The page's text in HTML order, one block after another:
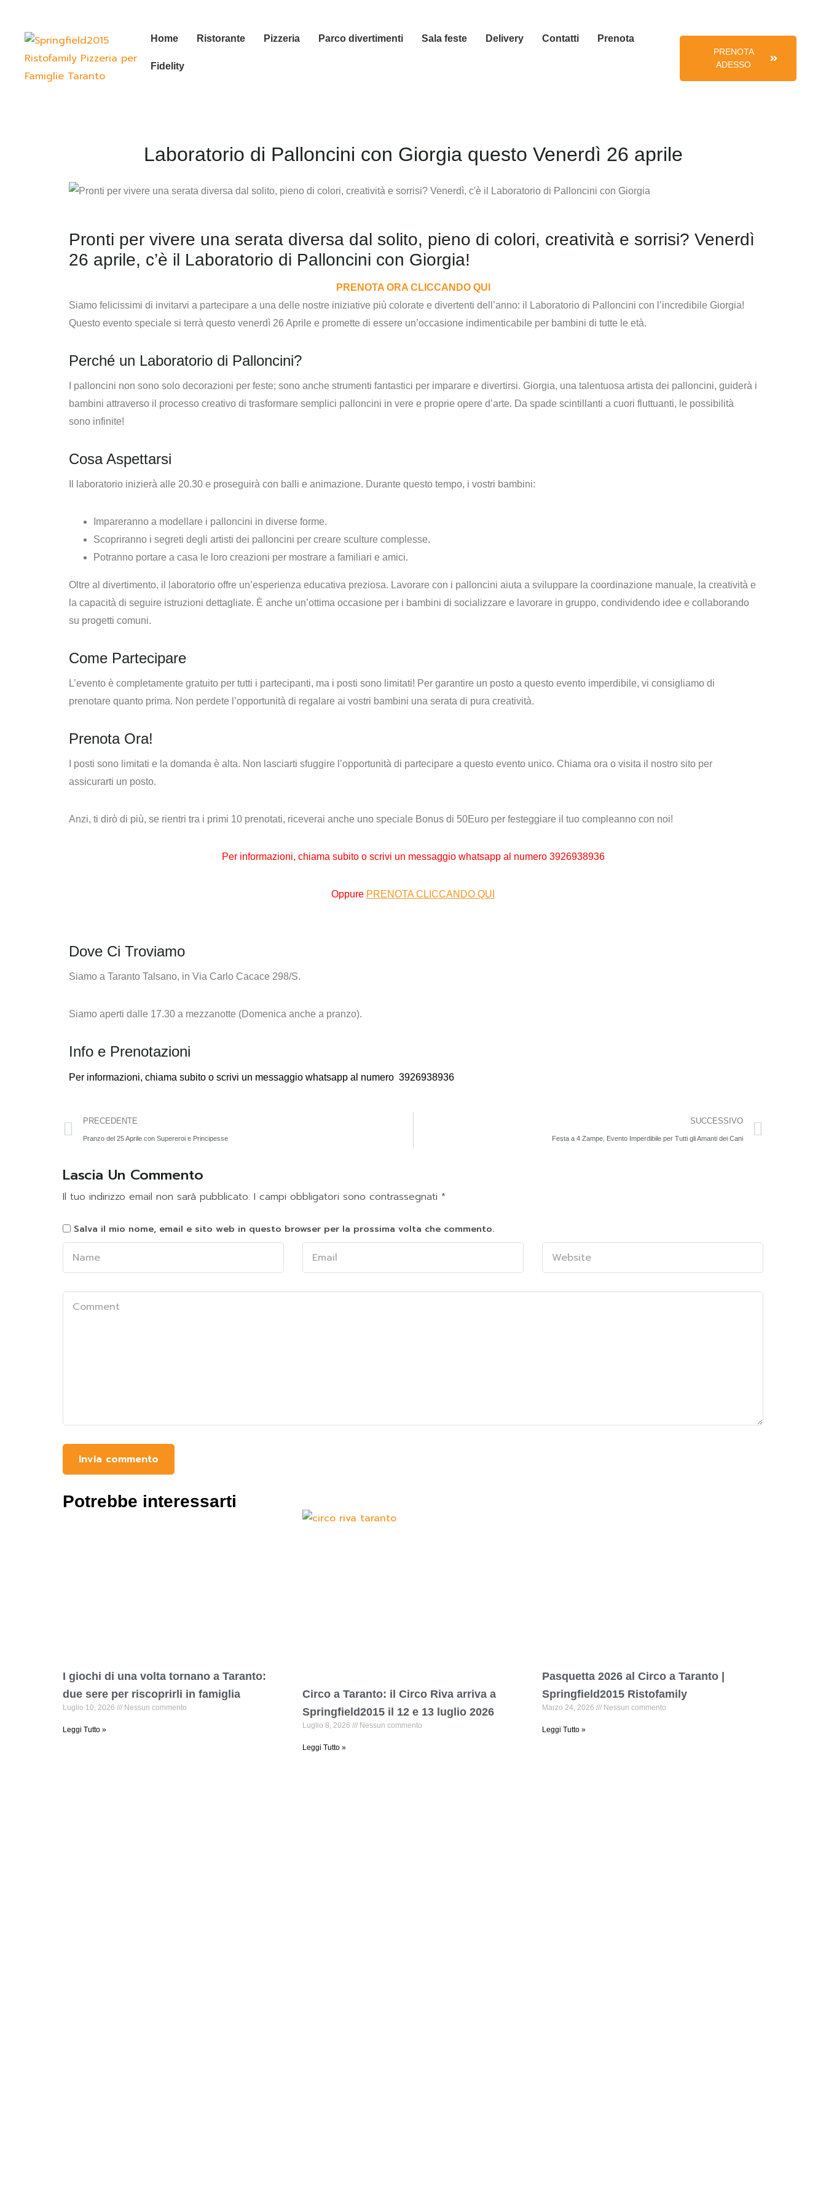
Home Ristorante Pizzeria Parco divertimenti Sala feste Delivery Contatti Prenota
Fidelity
PRENOTA
ADESSO
Laboratorio di Palloncini con Giorgia questo Venerdì 26 aprile
Pronti per vivere una serata diversa dal solito, pieno di colori, creatività e sorrisi? Venerdì
26 aprile, c’è il Laboratorio di Palloncini con Giorgia!
PRENOTA ORA CLICCANDO QUI
Siamo felicissimi di invitarvi a partecipare a una delle nostre iniziative più colorate e divertenti dell’anno: il
Laboratorio di Palloncini con l’incredibile Giorgia!
Questo evento speciale si terrà questo venerdì 26 Aprile e promette di essere un’occasione indimenticabile per bambini di tutte le età.
Perché un Laboratorio di Palloncini?
I palloncini non sono solo decorazioni per feste; sono anche strumenti fantastici per imparare e divertirsi. Giorgia, una talentuosa artista dei palloncini, guiderà i
bambini attraverso il processo creativo di trasformare semplici palloncini in vere e proprie opere d’arte. Da spade scintillanti a cuori fluttuanti, le possibilità
sono infinite!
Cosa Aspettarsi
Il laboratorio inizierà alle 20.30 e proseguirà con balli e animazione. Durante questo tempo, i vostri bambini:
Impareranno a modellare i palloncini in diverse forme.
Scopriranno i segreti degli artisti dei palloncini per creare sculture complesse.
Potranno portare a casa le loro creazioni per mostrare a familiari e amici.
Oltre al divertimento, il laboratorio offre un’esperienza educativa preziosa. Lavorare con i palloncini aiuta a sviluppare la coordinazione manuale, la creatività e
la capacità di seguire istruzioni dettagliate. È anche un’ottima occasione per i bambini di socializzare e lavorare in gruppo, condividendo idee e collaborando
su progetti comuni.
Come Partecipare
L’evento è completamente gratuito per tutti i partecipanti, ma i posti sono limitati! Per garantire un posto a questo evento imperdibile, vi consigliamo di
prenotare quanto prima. Non perdete l’opportunità di regalare ai vostri bambini una serata di pura creatività.
Prenota Ora!
I posti sono limitati e la domanda è alta. Non lasciarti sfuggire l’opportunità di partecipare a questo evento unico. Chiama ora o visita il nostro sito per
assicurarti un posto.
Anzi, ti dirò di più, se rientri tra i primi 10 prenotati, riceverai anche uno speciale Bonus di 50Euro per festeggiare il tuo compleanno con noi!
Per informazioni, chiama subito o scrivi un messaggio whatsapp al numero 3926938936
Oppure PRENOTA CLICCANDO QUI
Dove Ci Troviamo
Siamo a Taranto Talsano, in Via Carlo Cacace 298/S.
Siamo aperti dalle 17.30 a mezzanotte (Domenica anche a pranzo).
Info e Prenotazioni
Per informazioni, chiama subito o scrivi un messaggio whatsapp al numero 3926938936
PRECEDENTE
Pranzo del 25 Aprile con Supereroi e Principesse
SUCCESSIVO
Festa a 4 Zampe, Evento Imperdibile per Tutti gli Amanti dei Cani
Lascia Un Commento
Il tuo indirizzo email non sarà pubblicato. I campi obbligatori sono contrassegnati *
Salva il mio nome, email e sito web in questo browser per la prossima volta che commento.
Potrebbe interessarti
I giochi di una volta tornano a Taranto:
due sere per riscoprirli in famiglia
Luglio 10, 2026 Nessun commento
Leggi Tutto »
Circo a Taranto: il Circo Riva arriva a
Springfield2015 il 12 e 13 luglio 2026
Luglio 8, 2026 Nessun commento
Leggi Tutto »
Pasquetta 2026 al Circo a Taranto |
Springfield2015 Ristofamily
Marzo 24, 2026 Nessun commento
Leggi Tutto »